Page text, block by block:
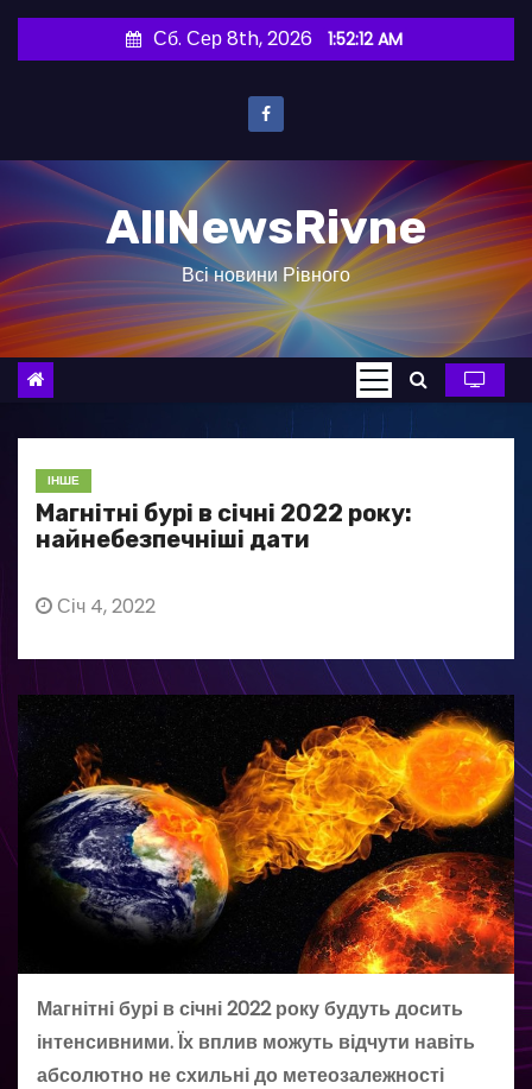
и
о
в
Сб. Сер 8th, 2026 1:52:13 AM
AllNewsRivne
Всі новини Рівного
ІНШЕ
Магнітні бурі в січні 2022 року:
найнебезпечніші дати
Січ 4, 2022
Магнітні бурі в січні 2022 року будуть досить
інтенсивними. Їх вплив можуть відчути навіть
абсолютно не схильні до метеозалежності